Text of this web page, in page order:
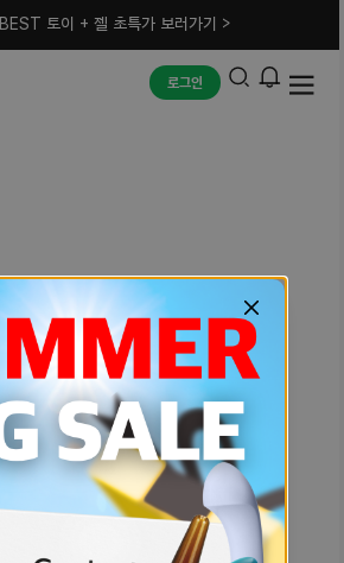
BEST 토이 + 젤 초특가 보러가기 >
로그인
예상치 못한 에러입니다.